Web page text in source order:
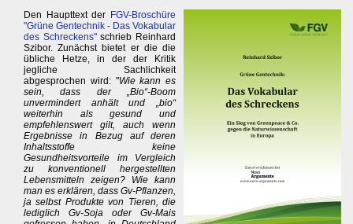
Den Haupttext der FGV-Broschüre
"Grüne Gentechnik - Das Vokabular
des Schreckens"schrieb Reinhard
Szibor. Zunächst bietet er die die
übliche Hetze, in der der Kritik
jegliche Sachlichkeit
abgesprochen wird: "Wie kann es
sein, dass der „Bio“-Boom
unvermindert anhält und „bio“
weiterhin als gesund und
empfehlenswert gilt, auch wenn
Ergebnisse in Bezug auf deren
Inhaltsstoffe keine
Gesundheitsvorteile im Vergleich
zu konventionell hergestellten
Lebensmitteln zeigen? Wie kann
man es erklären, dass Gv-Pflanzen,
ja selbst Produkte von Tieren, die
lediglich Gv-Soja oder Gv-Mais